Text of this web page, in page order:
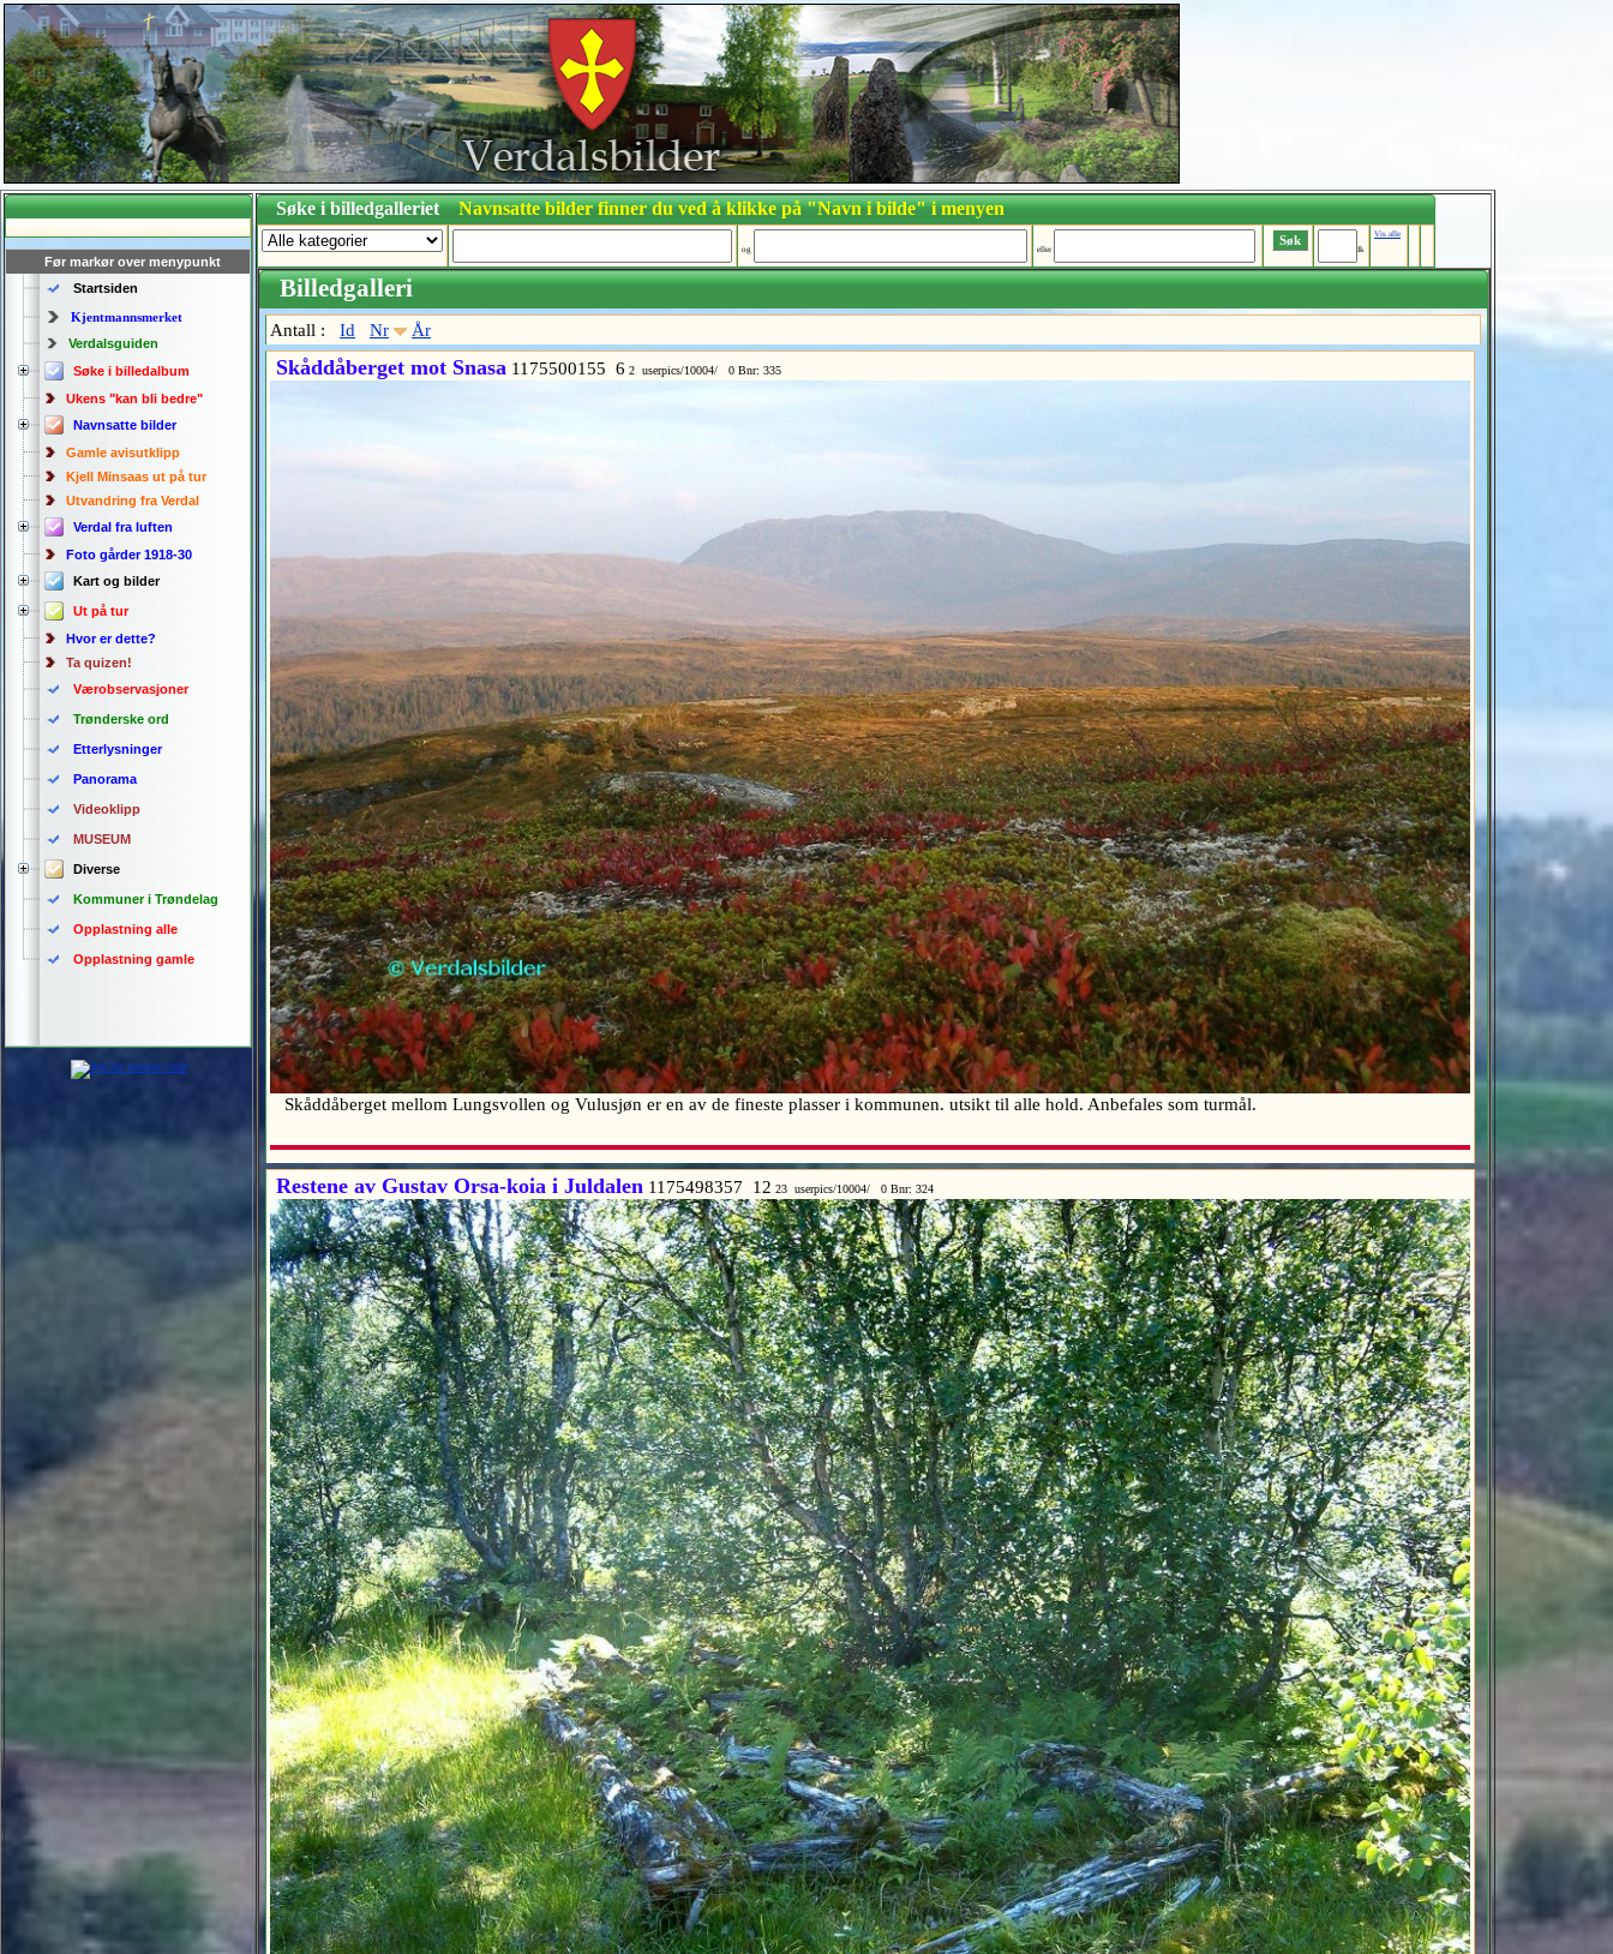
Før markør over menypunkt
Startsiden
Kjentmannsmerket
Verdalsguiden
Søke i billedalbum
Ukens "kan bli bedre"
Navnsatte bilder
Gamle avisutklipp
Kjell Minsaas ut på tur
Utvandring fra Verdal
Verdal fra luften
Foto gårder 1918-30
Kart og bilder
Ut på tur
Hvor er dette?
Ta quizen!
Værobservasjoner
Trønderske ord
Etterlysninger
Panorama
Videoklipp
MUSEUM
Diverse
Kommuner i Trøndelag
Opplastning alle
Opplastning gamle
Søke i billedgallerietNavnsatte bilder finner du ved å klikke på "Navn i bilde" i menyen
og eller Ik
Vis alle
Billedgalleri
Antall : Id Nr År
Skåddåberget mot Snasa 1175500155 6 2 userpics/10004/ 0 Bnr: 335
Skåddåberget mellom Lungsvollen og Vulusjøn er en av de fineste plasser i kommunen. utsikt til alle hold. Anbefales som turmål.
Restene av Gustav Orsa-koia i Juldalen 1175498357 12 23 userpics/10004/ 0 Bnr: 324